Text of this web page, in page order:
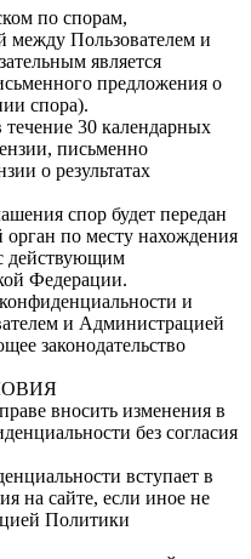
по спорам,
Пользователем и
является
предложения о
спора).
30 календарных
письменно
о результатах
спор будет передан
орган по месту нахождения
действующим
Федерации.
и
и Администрацией
законодательство
вносить изменения в
без согласия
вступает в
на сайте, если иное не
Политики